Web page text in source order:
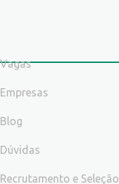
Vagas
Empresas
Blog
Dúvidas
Recrutamento e Seleção